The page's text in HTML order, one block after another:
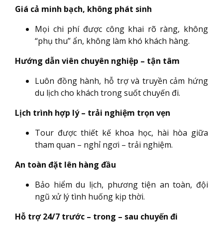
Giá cả minh bạch, không phát sinh
Mọi chi phí được công khai rõ ràng, không
“phụ thu” ẩn, không làm khó khách hàng.
Hướng dẫn viên chuyên nghiệp – tận tâm
Luôn đồng hành, hỗ trợ và truyền cảm hứng
du lịch cho khách trong suốt chuyến đi.
Lịch trình hợp lý – trải nghiệm trọn vẹn
Tour được thiết kế khoa học, hài hòa giữa
tham quan – nghỉ ngơi – trải nghiệm.
An toàn đặt lên hàng đầu
Bảo hiểm du lịch, phương tiện an toàn, đội
ngũ xử lý tình huống kịp thời.
Hỗ trợ 24/7 trước – trong – sau chuyến đi